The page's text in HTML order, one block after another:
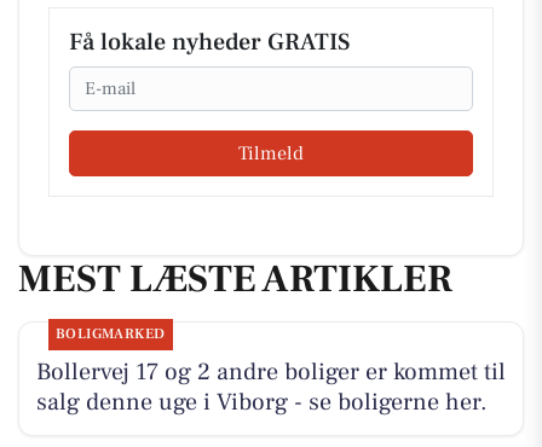
Få lokale nyheder GRATIS
Email
Tilmeld
MEST LÆSTE ARTIKLER
BOLIGMARKED
Bollervej 17 og 2 andre boliger er kommet til
salg denne uge i Viborg - se boligerne her.